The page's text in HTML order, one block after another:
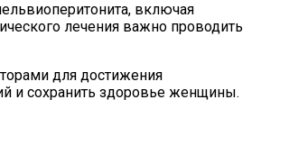
включая
лечения важно проводить
для достижения
и сохранить здоровье женщины.